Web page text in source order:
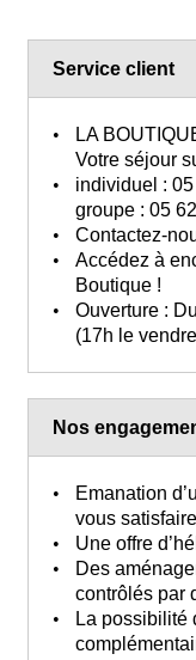
Service client
LA
Votre séjour
individuel :
groupe :05
Contactez-
Accédez à
Boutique !
Ouverture :
(17h le
Nos
Emanation
vous satisfaire
Une offre
Des
contrôlés par
La possibilité